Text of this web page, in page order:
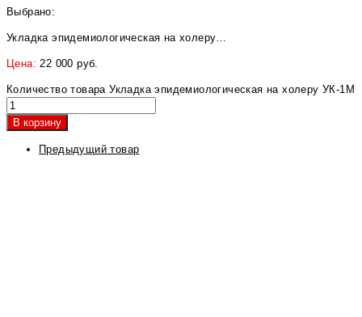
Выбрано:
Укладка эпидемиологическая на холеру…
Цена:22 000 руб.
Количество товара Укладка эпидемиологическая на холеру УК-1М
В корзину
Предыдущий товар